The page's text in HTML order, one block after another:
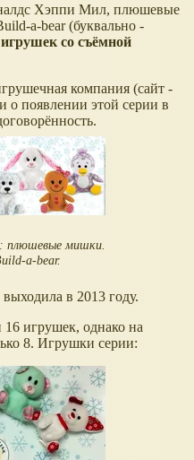
Хэппи Мил, плюшевые
a-bear (буквально -
со съёмной
компания (сайт -
о появлении этой серии в
плюшевые мишки.
a-bear.
в 2013 году.
игрушек, однако на
8. Игрушки серии: